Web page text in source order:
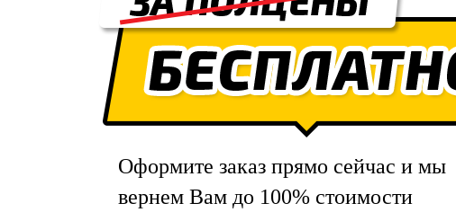
Оформите заказ прямо сейчас и мы
вернем Вам до 100% стоимости